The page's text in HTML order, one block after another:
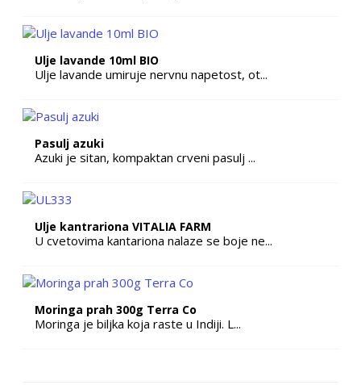
Ulje lavande 10ml BIO
Ulje lavande umiruje nervnu napetost, ot...
Pasulj azuki
Azuki je sitan, kompaktan crveni pasulj ...
Ulje kantrariona VITALIA FARM
U cvetovima kantariona nalaze se boje ne...
Moringa prah 300g Terra Co
Moringa je biljka koja raste u Indiji. L...